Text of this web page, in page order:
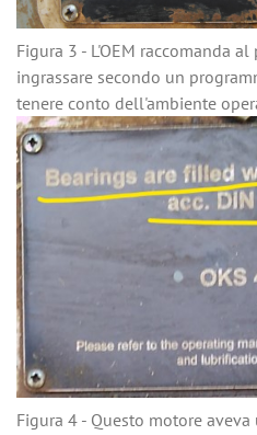
Figura 3 - L'OEM raccomanda
ingrassare secondo un
tenere conto dell'ambiente
Figura 4 - Questo motore